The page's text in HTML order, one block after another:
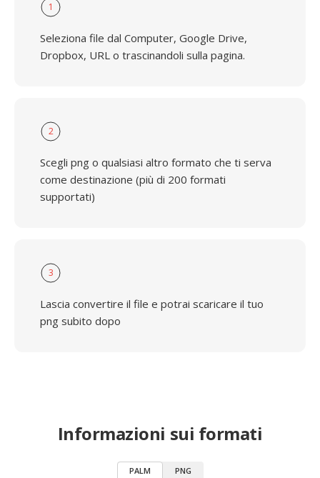
1
Seleziona file dal Computer, Google Drive,
Dropbox, URL o trascinandoli sulla pagina.
2
Scegli png o qualsiasi altro formato che ti serva
come destinazione (più di 200 formati
supportati)
3
Lascia convertire il file e potrai scaricare il tuo
png subito dopo
Informazioni sui formati
PALM PNG